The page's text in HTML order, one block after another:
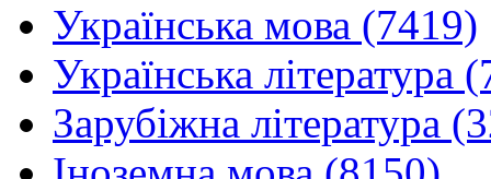
Українська мова (7419)
Українська література
Зарубіжна література